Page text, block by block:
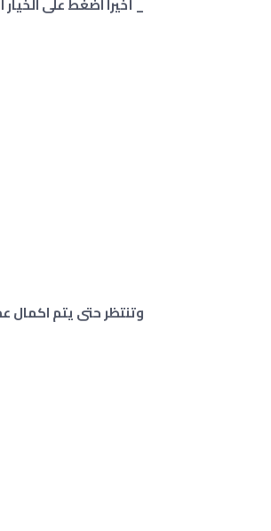
وتنتظر حتى يتم اكمال